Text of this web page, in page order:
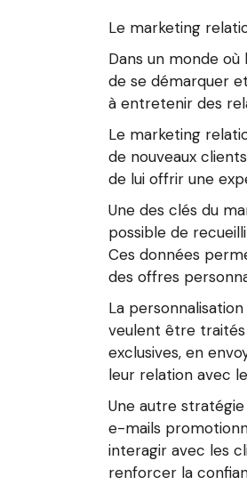
Le marketing
Dans un monde
de se démarquer
à entretenir des
Le marketing
de nouveaux
de lui offrir une
Une des clés du
possible de
Ces données
des offres
La
veulent être traités
exclusives, en
leur relation avec
Une autre
e-mails
interagir avec les
renforcer la